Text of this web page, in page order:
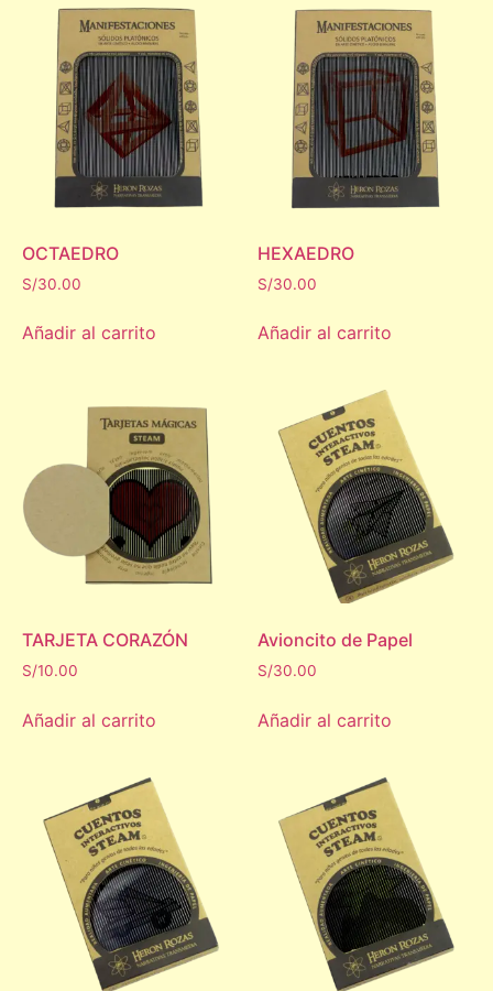
OCTAEDRO
S/30.00
Añadir al carrito
HEXAEDRO
S/30.00
Añadir al carrito
TARJETA CORAZÓN
S/10.00
Añadir al carrito
Avioncito de Papel
S/30.00
Añadir al carrito